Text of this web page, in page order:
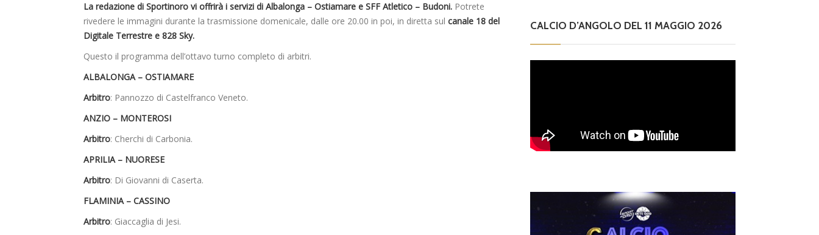
La redazione di Sportinoro vi offrirà i servizi di Albalonga – Ostiamare e SFF Atletico – Budoni. Potrete
rivedere le immagini durante la trasmissione domenicale, dalle ore 20.00 in poi, in diretta sul canale 18 del
Digitale Terrestre e 828 Sky.
Questo il programma dell’ottavo turno completo di arbitri.
ALBALONGA – OSTIAMARE
Arbitro: Pannozzo di Castelfranco Veneto.
ANZIO – MONTEROSI
Arbitro: Cherchi di Carbonia.
APRILIA – NUORESE
Arbitro: Di Giovanni di Caserta.
FLAMINIA – CASSINO
Arbitro: Giaccaglia di Jesi.
CALCIO D’ANGOLO DEL 11 MAGGIO 2026